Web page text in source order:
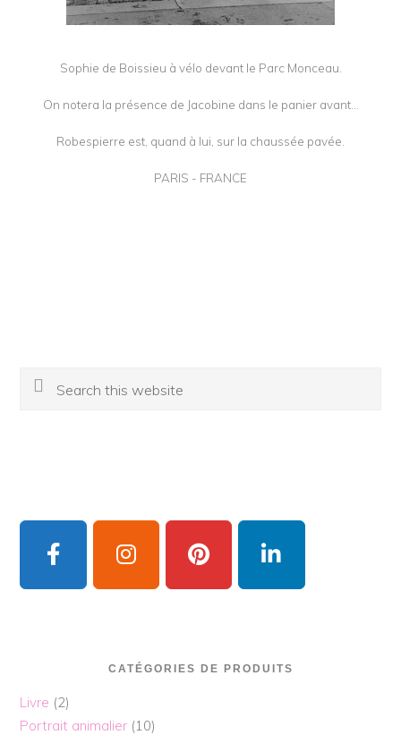
Sophie de Boissieu à vélo devant le Parc Monceau.
On notera la présence de Jacobine dans le panier avant...
Robespierre est, quand à lui, sur la chaussée pavée.
PARIS - FRANCE
Search
this
CATÉGORIES DE PRODUITS
Livre (2)
Portrait animalier (10)